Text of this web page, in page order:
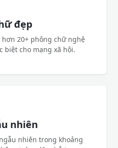
đẹp
20+ phông chữ nghệ
biệt cho mạng xã hội.
nhiên
nhiên trong khoảng